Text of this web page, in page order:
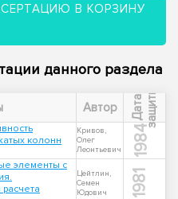
В КОРЗИНУ
данного раздела
Автор Д
а
т
а
з
а
щ
и
т ы
колонн
Кривов,
Олег
Леонтьевич
1984
элементы с
Цейтлин,
Семен
Юдович
1981